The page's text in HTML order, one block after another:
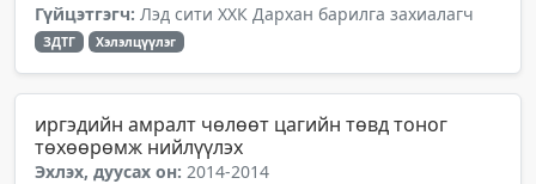
Гүйцэтгэгч: Лэд сити ХХК Дархан барилга захиалагч
ЗДТГ Хэлэлцүүлэг
иргэдийн амралт чөлөөт цагийн төвд тоног
төхөөрөмж нийлүүлэх
Эхлэх, дуусах он: 2014-2014